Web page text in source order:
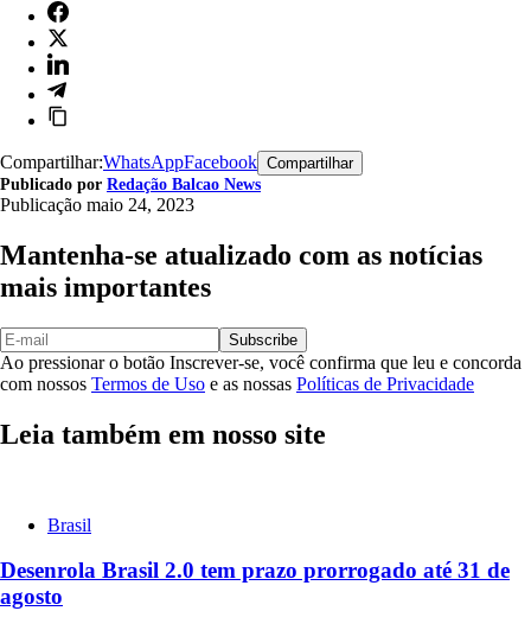
Compartilhar:WhatsAppFacebook Compartilhar
Publicado por Redação Balcao News
Publicação maio 24, 2023
Mantenha-se atualizado com as notícias
mais importantes
Subscribe
Ao pressionar o botão Inscrever-se, você confirma que leu e concorda
com nossos Termos de Uso e as nossas Políticas de Privacidade
Leia também em nosso site
Brasil
Desenrola Brasil 2.0 tem prazo prorrogado até 31 de
agosto